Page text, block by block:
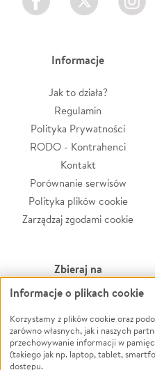
Informacje
Jak to działa?
Regulamin
Polityka Prywatności
RODO - Kontrahenci
Kontakt
Porównanie serwisów
Polityka plików cookie
Zarządzaj zgodami cookie
Zbieraj na
Leczenie
Zwierzęta
Pożar
Ukraina
Informacje o plikach cookie
Korzystamy z plików cookie oraz
zarówno własnych, jak i naszych
przechowywanie informacji w
(takiego jak np. laptop, tablet,
dostępu.